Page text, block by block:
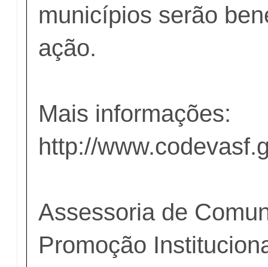
municípios serão
ação.
Mais informações:
http://
Assessoria de
Promoção